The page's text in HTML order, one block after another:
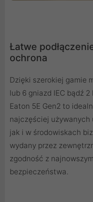
Łatwe
ochrona
Dzięki szerokiej gamie
lub 6 gniazd IEC bądź
Eaton 5E Gen2 to
najczęściej używanych
jak i w środowiskach
wydany przez
zgodność z
bezpieczeństwa.